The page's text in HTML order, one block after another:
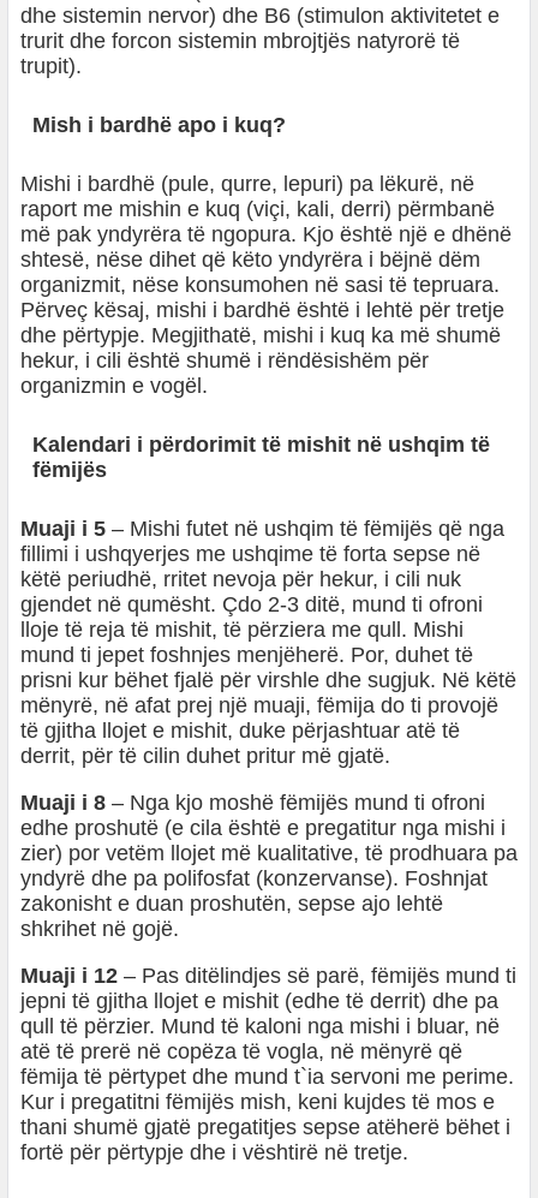
dhe sistemin nervor) dhe B6 (stimulon aktivitetet e
trurit dhe forcon sistemin mbrojtjës natyrorë të
trupit).
Mish i bardhë apo i kuq?
Mishi i bardhë (pule, qurre, lepuri) pa lëkurë, në
raport me mishin e kuq (viçi, kali, derri) përmbanë
më pak yndyrëra të ngopura. Kjo është një e dhënë
shtesë, nëse dihet që këto yndyrëra i bëjnë dëm
organizmit, nëse konsumohen në sasi të tepruara.
Përveç kësaj, mishi i bardhë është i lehtë për tretje
dhe përtypje. Megjithatë, mishi i kuq ka më shumë
hekur, i cili është shumë i rëndësishëm për
organizmin e vogël.
Kalendari i përdorimit të mishit në ushqim të
fëmijës
Muaji i 5 – Mishi futet në ushqim të fëmijës që nga
fillimi i ushqyerjes me ushqime të forta sepse në
këtë periudhë, rritet nevoja për hekur, i cili nuk
gjendet në qumësht. Çdo 2-3 ditë, mund ti ofroni
lloje të reja të mishit, të përziera me qull. Mishi
mund ti jepet foshnjes menjëherë. Por, duhet të
prisni kur bëhet fjalë për virshle dhe sugjuk. Në këtë
mënyrë, në afat prej një muaji, fëmija do ti provojë
të gjitha llojet e mishit, duke përjashtuar atë të
derrit, për të cilin duhet pritur më gjatë.
Muaji i 8 – Nga kjo moshë fëmijës mund ti ofroni
edhe proshutë (e cila është e pregatitur nga mishi i
zier) por vetëm llojet më kualitative, të prodhuara pa
yndyrë dhe pa polifosfat (konzervanse). Foshnjat
zakonisht e duan proshutën, sepse ajo lehtë
shkrihet në gojë.
Muaji i 12 – Pas ditëlindjes së parë, fëmijës mund ti
jepni të gjitha llojet e mishit (edhe të derrit) dhe pa
qull të përzier. Mund të kaloni nga mishi i bluar, në
atë të prerë në copëza të vogla, në mënyrë që
fëmija të përtypet dhe mund t`ia servoni me perime.
Kur i pregatitni fëmijës mish, keni kujdes të mos e
thani shumë gjatë pregatitjes sepse atëherë bëhet i
fortë për përtypje dhe i vështirë në tretje.